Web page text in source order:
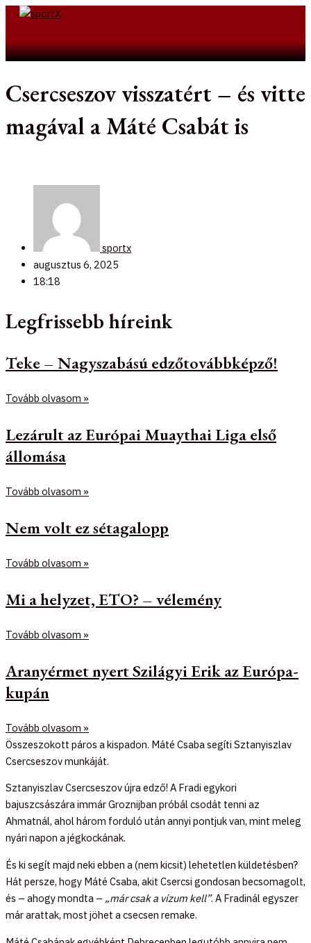
Skip
Csercseszov visszatért – és vitte
magával a Máté Csabát is
sportx
augusztus 6, 2025
18:18
Legfrissebb híreink
Teke – Nagyszabású edzőtovábbképző!
Tovább olvasom »
Lezárult az Európai Muaythai Liga első
állomása
Tovább olvasom »
Nem volt ez sétagalopp
Tovább olvasom »
Mi a helyzet, ETO? – vélemény
Tovább olvasom »
Aranyérmet nyert Szilágyi Erik az Európa-
kupán
Tovább olvasom »
Összeszokott páros a kispadon. Máté Csaba segíti Sztanyiszlav
Csercseszov munkáját.
Sztanyiszlav Csercseszov újra edző! A Fradi egykori
bajuszcsászára immár Groznijban próbál csodát tenni az
Ahmatnál, ahol három forduló után annyi pontjuk van, mint meleg
nyári napon a jégkockának.
És ki segít majd neki ebben a (nem kicsit) lehetetlen küldetésben?
Hát persze, hogy Máté Csaba, akit Csercsi gondosan becsomagolt,
és – ahogy mondta – „már csak a vízum kell”. A Fradinál egyszer
már arattak, most jöhet a csecsen remake.